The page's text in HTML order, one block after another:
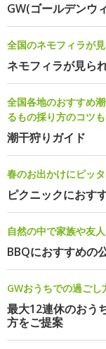
GW(ゴールデンウ
全国のネモフィラが
ネモフィラが見ら
全国各地のおすすめ
るもの採り方のコツも
潮干狩りガイド
春のお出かけにピッタ
ピクニックにおす
自然の中で家族や友
BBQにおすすめの
GWおうちでの過ごし
最大12連休のおう
方をご提案